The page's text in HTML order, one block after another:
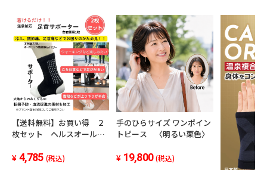
【送料無料】お買い得 ２
枚セット ヘルスオール
冷え症 血流促進 温泉複
4,785 (税込)
手のひらサイズ ワンポイン
トピース 〈明るい栗色〉
19,800 (税込)